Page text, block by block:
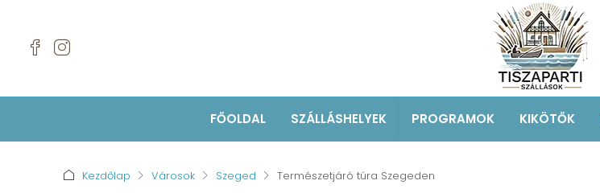
FŐOLDAL SZÁLLÁSHELYEK PROGRAMOK KIKÖTŐK
Kezdőlap Városok Szeged Természetjáró túra Szegeden